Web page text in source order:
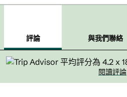
評論 與我們聯絡
閱讀評論